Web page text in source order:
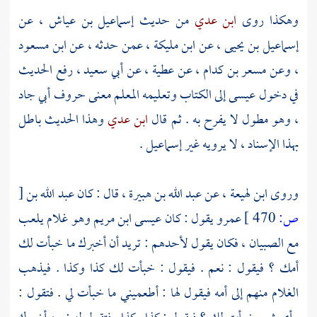
وهكذا روى ابن عديمن حديثإسماعيل بن عياش ، عن
إسماعيل بن يحيى ،عنابن مليكة ،عمن حدثه ، عنابن مسعود
، وعنمسعر بن كدام ،عنعطية، عنأبي سعيد ،رفع الحديث
في دخولعيسىإلى الكتاب وتعليمه المعلم معنى حروف أبي جاد
، وهو مطول لا يفرح به . ثم قالابن عديوهذا الحديث باطل
بهذا الإسناد ، لا يرويه غيرإسماعيل.
وروىابن لهيعة، عنعبد الله بن هبيرة ،قال : كانعبد الله بن[
ص:
عمرويقول : كانعيسى ابن مريموهو غلام يلعب
مع الصبيان ، فكان يقول لأحدهم : تريد أن أخبرك ما خبأت لك
أمك ؟ فيقول : نعم . فيقول : خبأت لك كذا وكذا . فيذهب
الغلام منهم إلى أمه فيقول لها : أطعميني ما خبأت لي . فتقول :